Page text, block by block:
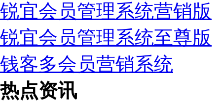
锐宜会员管理系统营销版
锐宜会员管理系统至尊版
钱客多会员营销系统
热点资讯